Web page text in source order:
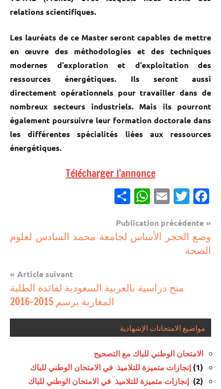
relations scientifiques.
Les lauréats de ce Master seront capables de mettre
en œuvre des méthodologies et des techniques
modernes d’exploration et d’exploitation des
ressources énergétiques. Ils seront aussi
directement opérationnels pour travailler dans de
nombreux secteurs industriels. Mais ils pourront
également poursuivre leur formation doctorale dans
les différentes spécialités liées aux ressources
énergétiques.
Télécharger l’annonce
Facebook
Twitter
Email
WhatsApp
مباريات
Navigation
de
l’article
Publication précédente
وضع الحجر الأساس لجامعة محمد السادس لعلوم
الصحة
Article suivant
منح دراسية بالعربية السعودية لفائدة الطلبة
المغاربة برسم 2015-2016
مواضيع الامتحانات الإشهادية
الامتحان الوطني للباك مع التصحيح
(1)
إنجازات متميزة للتلاميذ في الامتحان الوطني للباك
(2)
إنجازات متميزة للتلاميذ في الامتحان الوطني للباك